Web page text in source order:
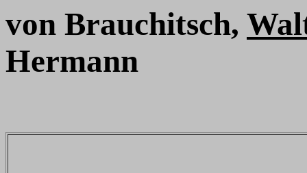
von Brauchitsch,
Hermann